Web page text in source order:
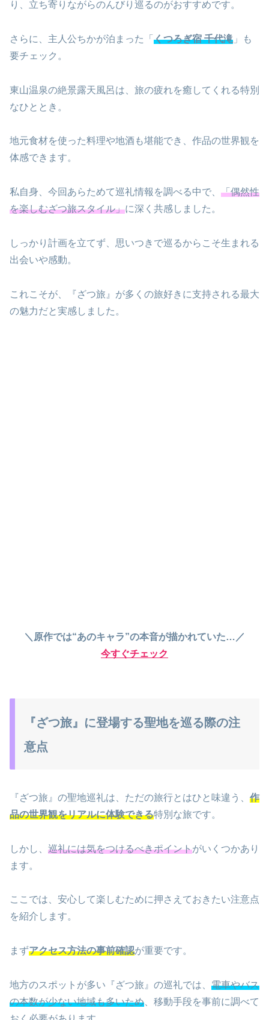
り、立ち寄りながらのんびり巡るのがおすすめです。
さらに、主人公ちかが泊まった「 くつろぎ宿 千代滝 」も
要チェック。
東山温泉の絶景露天風呂は、旅の疲れを癒してくれる特別
なひととき。
地元食材を使った料理や地酒も堪能でき、作品の世界観を
体感できます。
私自身、今回あらためて巡礼情報を調べる中で、 「偶然性
を楽しむざつ旅スタイル」に深く共感しました。
しっかり計画を立てず、思いつきで巡るからこそ生まれる
出会いや感動。
これこそが、『ざつ旅』が多くの旅好きに支持される最大
の魅力だと実感しました。
＼原作では“あのキャラ”の本音が描かれていた…／
今すぐチェック
『ざつ旅』に登場する聖地を巡る際の注
意点
『ざつ旅』の聖地巡礼は、ただの旅行とはひと味違う、 作
品の世界観をリアルに体験できる特別な旅です。
しかし、 巡礼には気をつけるべきポイントがいくつかあり
ます。
ここでは、安心して楽しむために押さえておきたい注意点
を紹介します。
まずアクセス方法の事前確認が重要です。
地方のスポットが多い『ざつ旅』の巡礼では、 電車やバス
の本数が少ない地域も多いため 、移動手段を事前に調べて